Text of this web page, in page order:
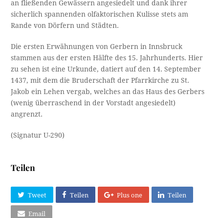
an fließenden Gewässern angesiedelt und dank ihrer
sicherlich spannenden olfaktorischen Kulisse stets am
Rande von Dörfern und Städten.
Die ersten Erwähnungen von Gerbern in Innsbruck
stammen aus der ersten Hälfte des 15. Jahrhunderts. Hier
zu sehen ist eine Urkunde, datiert auf den 14. September
1437, mit dem die Bruderschaft der Pfarrkirche zu St.
Jakob ein Lehen vergab, welches an das Haus des Gerbers
(wenig überraschend in der Vorstadt angesiedelt)
angrenzt.
(Signatur U-290)
Teilen
Tweet Teilen Plus one Teilen
Email